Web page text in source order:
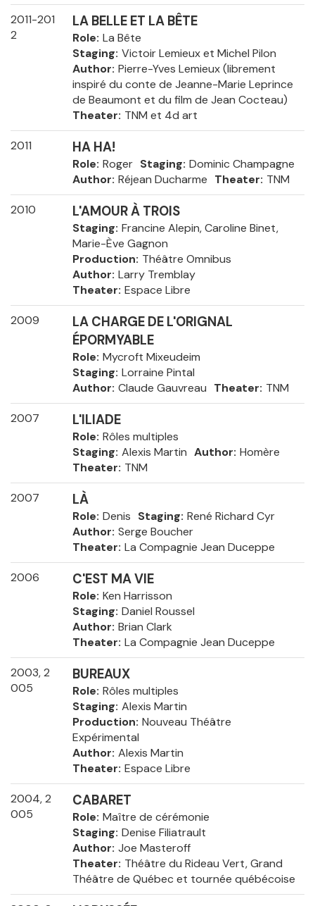
2011-201
2
LA BELLE ET LA BÊTE
Role La Bête
Staging Victoir Lemieux et Michel Pilon
Author Pierre-Yves Lemieux (librement
inspiré du conte de Jeanne-Marie Leprince
de Beaumont et du film de Jean Cocteau)
Theater TNM et 4d art
2011 HA HA!
Role Roger Staging Dominic Champagne
Author Réjean Ducharme Theater TNM
2010 L'AMOUR À TROIS
Staging Francine Alepin, Caroline Binet,
Marie-Ève Gagnon
Production Théâtre Omnibus
Author Larry Tremblay
Theater Espace Libre
2009
LA CHARGE DE L'ORIGNAL
ÉPORMYABLE
Role Mycroft Mixeudeim
Staging Lorraine Pintal
Author Claude Gauvreau Theater TNM
2007 L'ILIADE
Role Rôles multiples
Staging Alexis Martin Author Homère
Theater TNM
2007 LÀ
Role Denis Staging René Richard Cyr
Author Serge Boucher
Theater La Compagnie Jean Duceppe
2006 C'EST MA VIE
Role Ken Harrisson
Staging Daniel Roussel
Author Brian Clark
Theater La Compagnie Jean Duceppe
2003, 2
005
BUREAUX
Role Rôles multiples
Staging Alexis Martin
Production Nouveau Théâtre
Expérimental
Author Alexis Martin
Theater Espace Libre
2004, 2
005
CABARET
Role Maître de cérémonie
Staging Denise Filiatrault
Author Joe Masteroff
Theater Théâtre du Rideau Vert, Grand
Théâtre de Québec et tournée québécoise